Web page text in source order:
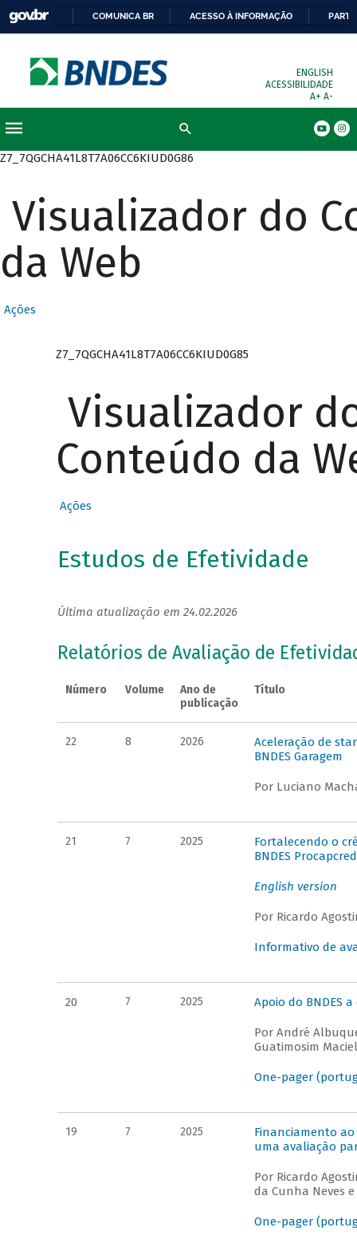
COMUNICA BR ACESSO À INFORMAÇÃO
ENGLISH
ACESSIBILIDADE
A+ A-
Z7_7QGCHA41L8T7A06CC6KIUD0G86
Visualizador do
da Web
Ações
Z7_7QGCHA41L8T7A06CC6KIUD0G85
Visualizador
Conteúdo da
Ações
Estudos de Efetividade
Última atualização em 24.02.2026
Relatórios de Avaliação de
Número Volume
Ano de
publicação
Título
22 8 2026
Aceleração de
BNDES Garagem
Por Luciano
21 7 2025
Fortalecendo o
BNDES
English version
Por Ricardo
Informativo de
20 7 2025 Apoio do BNDES
Por André
Guatimosim
One-pager
19 7 2025
Financiamento
uma avaliação
Por Ricardo
da Cunha Neves
One-pager